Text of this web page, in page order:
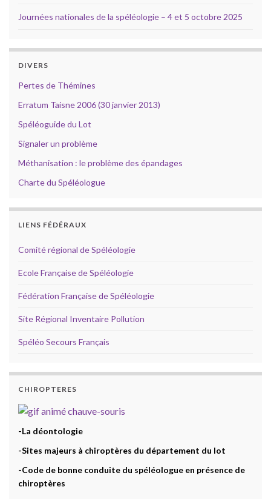
Journées nationales de la spéléologie – 4 et 5 octobre 2025
DIVERS
Pertes de Thémines
Erratum Taisne 2006 (30 janvier 2013)
Spéléoguide du Lot
Signaler un problème
Méthanisation : le problème des épandages
Charte du Spéléologue
LIENS FÉDÉRAUX
Comité régional de Spéléologie
Ecole Française de Spéléologie
Fédération Française de Spéléologie
Site Régional Inventaire Pollution
Spéléo Secours Français
CHIROPTERES
-La déontologie
-Sites majeurs à chiroptères du département du lot
-Code de bonne conduite du spéléologue en présence de
chiroptères